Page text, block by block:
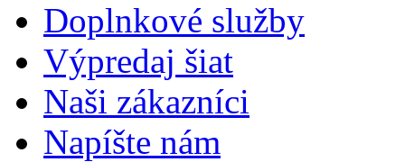
Doplnkové služby
Výpredaj šiat
Naši zákazníci
Napíšte nám